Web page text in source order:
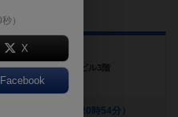
カフェSpla
町1丁目6-10 北和ビル3階
2026年08月08日 20時54分）
）
X
Facebook